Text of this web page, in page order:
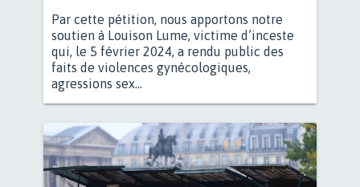
Par cette pétition, nous apportons notre
soutien à Louison Lume, victime d’inceste
qui, le 5 février 2024, a rendu public des
faits de violences gynécologiques,
agressions sex...